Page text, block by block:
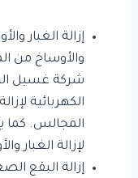
إزالة الغبار
والأوساخ من
شركة غسيل
الكهربائية
المجالس. كما
لإزالة الغبار
إزالة البقع